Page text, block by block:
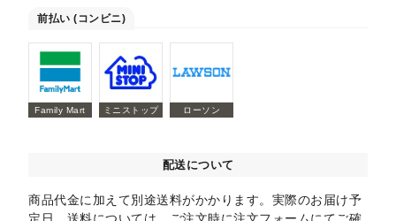
前払い (コンビニ)
Family Mart ミニストップ ローソン
配送について
商品代金に加えて別途送料がかかります。実際のお届け予
定日、送料については、ご注文時に注文フォームにてご確